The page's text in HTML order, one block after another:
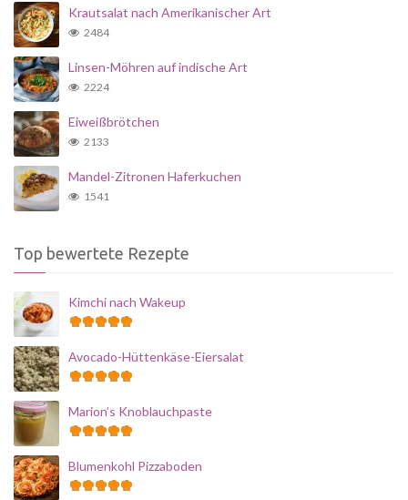
Krautsalat nach Amerikanischer Art
2484
Linsen-Möhren auf indische Art
2224
Eiweißbrötchen
2133
Mandel-Zitronen Haferkuchen
1541
Top bewertete Rezepte
Kimchi nach Wakeup
Avocado-Hüttenkäse-Eiersalat
Marion’s Knoblauchpaste
Blumenkohl Pizzaboden